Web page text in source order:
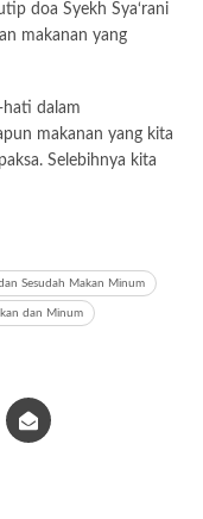
doa Syekh Sya‘rani
makanan yang
dalam
makanan yang kita
Selebihnya kita
Sesudah Makan Minum
dan Minum